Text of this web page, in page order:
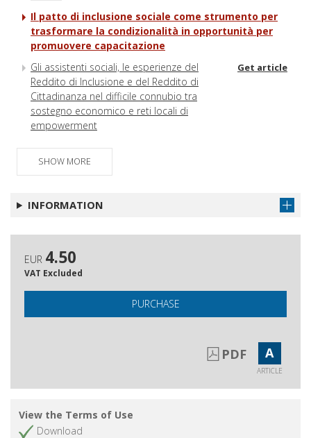
Il patto di inclusione sociale come strumento per
trasformare la condizionalità in opportunità per
promuovere capacitazione
Gli assistenti sociali, le esperienze del
Reddito di Inclusione e del Reddito di
Cittadinanza nel difficile connubio tra
sostegno economico e reti locali di
empowerment
Get article
Misure di contrasto alla povertà e
discriminazionalità dell'operatore : un
equilibrio possibile?
Get article
SHOW MORE
INFORMATION
EUR 4.50
VAT Excluded
PURCHASE
PDF A
ARTICLE
View the Terms of Use
Download